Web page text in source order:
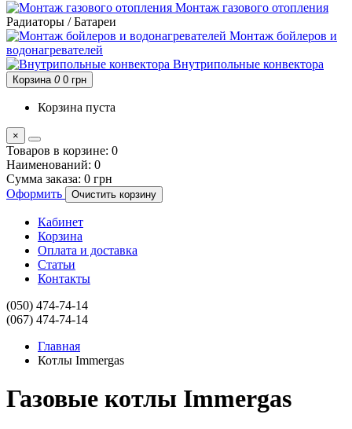
Монтаж газового отопления
Радиаторы / Батареи
Монтаж бойлеров и
водонагревателей
Внутрипольные конвектора
Корзина 0 0 грн
Корзина пуста
×
Товаров в корзине: 0
Наименований: 0
Сумма заказа: 0 грн
Оформить
Очистить корзину
Кабинет
Корзина
Оплата и доставка
Статьи
Контакты
(050) 474-74-14
(067) 474-74-14
Главная
Котлы Immergas
Газовые котлы Immergas